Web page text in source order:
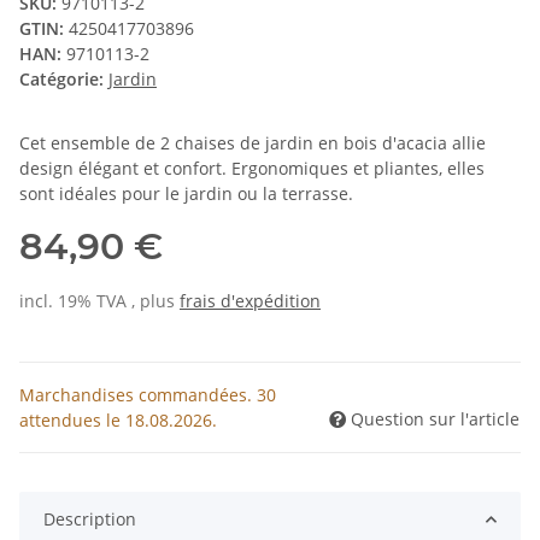
GTIN: 4250417703896
HAN: 9710113-2
Catégorie: Jardin
Cet ensemble de 2 chaises de jardin en bois d'acacia allie
design élégant et confort. Ergonomiques et pliantes, elles
sont idéales pour le jardin ou la terrasse.
84,90 €
incl. 19% TVA , plus frais d'expédition
Marchandises commandées. 30
attendues le 18.08.2026.
Question sur l'article
Description